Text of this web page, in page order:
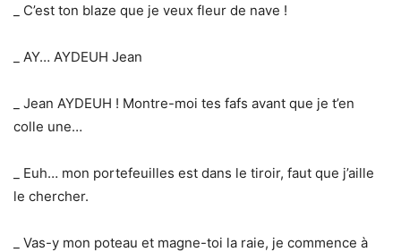
_ C’est ton blaze que je veux fleur de nave !
_ AY… AYDEUH Jean
_ Jean AYDEUH ! Montre-moi tes fafs avant que je t’en
colle une…
_ Euh… mon portefeuilles est dans le tiroir, faut que j’aille
le chercher.
_ Vas-y mon poteau et magne-toi la raie, je commence à